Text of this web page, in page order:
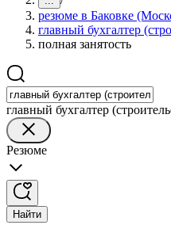
резюме в Баковке
главный бухгалтер
полная занятость
главный бухгалтер
Резюме
Найти